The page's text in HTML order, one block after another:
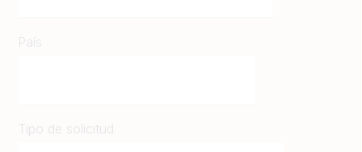
País
Tipo de solicitud